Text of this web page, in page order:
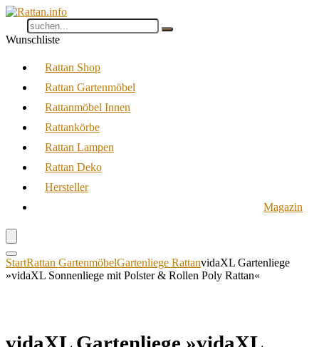
Wunschliste
Rattan Shop
Rattan Gartenmöbel
Rattanmöbel Innen
Rattankörbe
Rattan Lampen
Rattan Deko
Hersteller
Magazin
StartRattan GartenmöbelGartenliege RattanvidaXL Gartenliege
»vidaXL Sonnenliege mit Polster & Rollen Poly Rattan«